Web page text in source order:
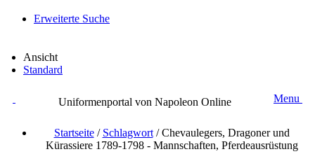
Erweiterte Suche
Ansicht
Standard
Uniformenportal von Napoleon Online Menu
Startseite/ Schlagwort /Chevaulegers, Dragoner und
Kürassiere 1789-1798 - Mannschaften, Pferdeausrüstung